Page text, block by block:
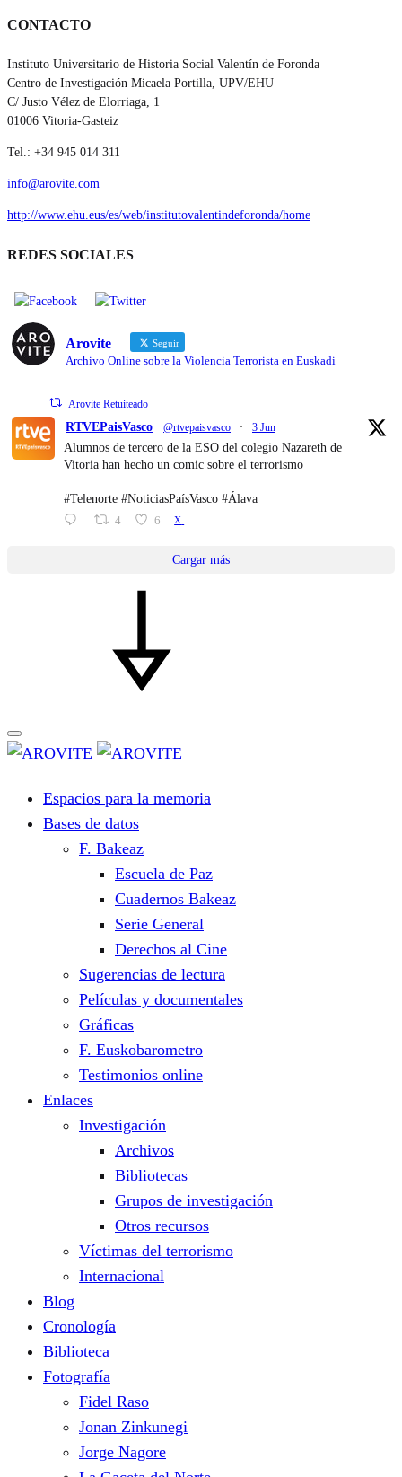
CONTACTO
Instituto Universitario de Historia Social Valentín de Foronda
Centro de Investigación Micaela Portilla, UPV/EHU
C/ Justo Vélez de Elorriaga, 1
01006 Vitoria-Gasteiz
Tel.: +34 945 014 311
info@arovite.com
http://www.ehu.eus/es/web/institutovalentindeforonda/home
REDES SOCIALES
Arovite Seguir
Archivo Online sobre la Violencia Terrorista en Euskadi
Arovite Retuiteado
RTVEPaisVasco @rtvepaisvasco · 3 Jun
Alumnos de tercero de la ESO del colegio Nazareth de
Vitoria han hecho un comic sobre el terrorismo
#Telenorte #NoticiasPaísVasco #Álava
4 6 X
Cargar más
Espacios para la memoria
Bases de datos
F. Bakeaz
Escuela de Paz
Cuadernos Bakeaz
Serie General
Derechos al Cine
Sugerencias de lectura
Películas y documentales
Gráficas
F. Euskobarometro
Testimonios online
Enlaces
Investigación
Archivos
Bibliotecas
Grupos de investigación
Otros recursos
Víctimas del terrorismo
Internacional
Blog
Cronología
Biblioteca
Fotografía
Fidel Raso
Jonan Zinkunegi
Jorge Nagore